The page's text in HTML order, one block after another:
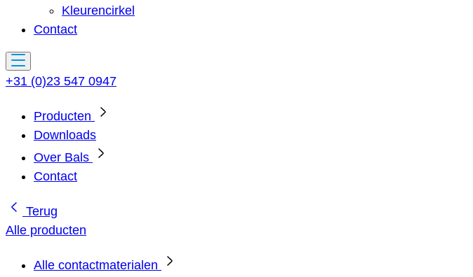
Kleurencirkel
Contact
+31 (0)23 547 0947
Producten
Downloads
Over Bals
Contact
Terug
Alle producten
Alle contactmaterialen